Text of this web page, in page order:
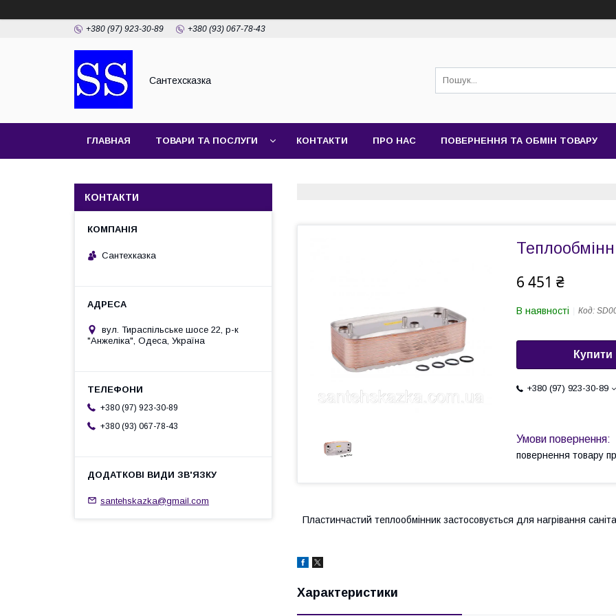
+380 (97) 923-30-89 +380 (93) 067-78-43
Сантехсказка
ГЛАВНАЯ ТОВАРИ ТА ПОСЛУГИ КОНТАКТИ ПРО НАС ПОВЕРНЕННЯ ТА ОБМІН ТОВАРУ
6 451 ₴
В наявності Код:
Купити
+380 (97) 923-30-89
повернення товару
Пластинчастий теплообмінник застосовується для нагрівання
Характеристики
КОНТАКТИ
Сантехказка
вул. Тираспільське шосе 22, р-к
"Анжеліка", Одеса, Україна
+380 (97) 923-30-89
+380 (93) 067-78-43
santehskazka@gmail.com